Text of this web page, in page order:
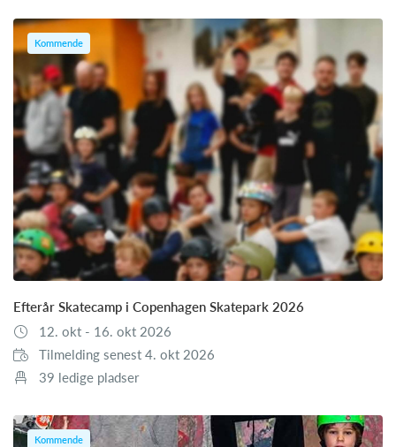
Kommende
Efterår Skatecamp i Copenhagen Skatepark 2026
12. okt - 16. okt 2026
Tilmelding senest 4. okt 2026
39 ledige pladser
Kommende